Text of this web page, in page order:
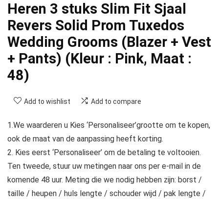
Heren 3 stuks Slim Fit Sjaal
Revers Solid Prom Tuxedos
Wedding Grooms (Blazer + Vest
+ Pants) (Kleur : Pink, Maat :
48)
Add to wishlist Add to compare
1.We waarderen u Kies ‘Personaliseer’grootte om te kopen,
ook de maat van de aanpassing heeft korting.
2. Kies eerst ‘Personaliseer’ om de betaling te voltooien.
Ten tweede, stuur uw metingen naar ons per e-mail in de
komende 48 uur. Meting die we nodig hebben zijn: borst /
taille / heupen / huls lengte / schouder wijd / pak lengte /